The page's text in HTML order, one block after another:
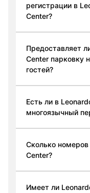
регистрации в
Center?
Предоставляет
Center парковку
гостей?
Есть ли в
многоязычный
Сколько номеров
Center?
Имеет ли